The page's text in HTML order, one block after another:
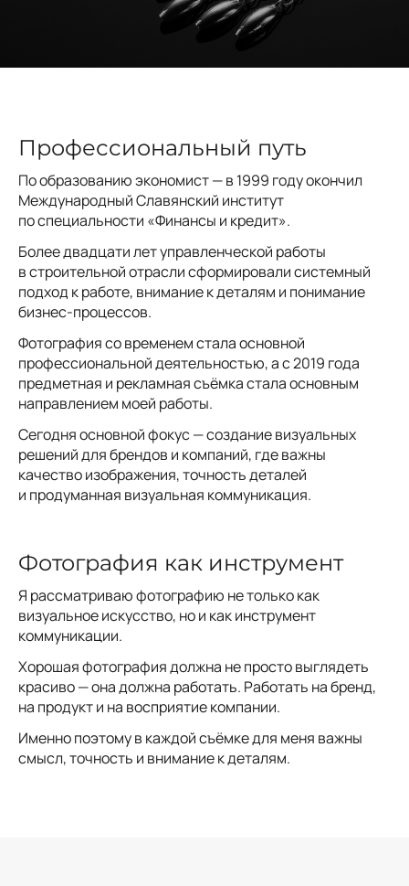
Профессиональный путь
По образованию экономист — в 1999 году окончил
Международный Славянский институт
по специальности «Финансы и кредит».
Более двадцати лет управленческой работы
в строительной отрасли сформировали системный
подход к работе, внимание к деталям и понимание
бизнес-процессов.
Фотография со временем стала основной
профессиональной деятельностью, а с 2019 года
предметная и рекламная съёмка стала основным
направлением моей работы.
Сегодня основной фокус — создание визуальных
решений для брендов и компаний, где важны
качество изображения, точность деталей
и продуманная визуальная коммуникация.
Фотография как инструмент
Я рассматриваю фотографию не только как
визуальное искусство, но и как инструмент
коммуникации.
Хорошая фотография должна не просто выглядеть
красиво — она должна работать. Работать на бренд,
на продукт и на восприятие компании.
Именно поэтому в каждой съёмке для меня важны
смысл, точность и внимание к деталям.